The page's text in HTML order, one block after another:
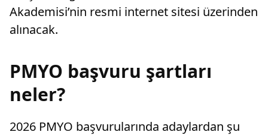
Akademisi’nin resmi internet sitesi üzerinden
alınacak.
PMYO başvuru şartları
neler?
2026 PMYO başvurularında adaylardan şu